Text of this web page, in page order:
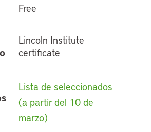
Free
Lincoln Institute
certificate
Lista de seleccionados
(a partir del 10 de
marzo)